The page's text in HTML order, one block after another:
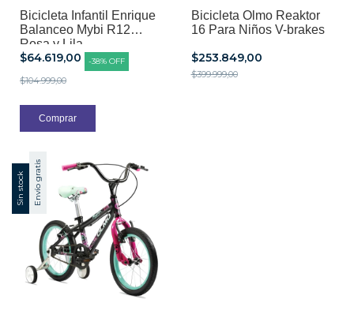
Bicicleta Infantil Enrique
Balanceo Mybi R12
Rosa y Lila
$64.619,00 -38% OFF
$104.999,00
Bicicleta Olmo Reaktor
16 Para Niños V-brakes
$253.849,00
$399.999,00
Sin stock Envío gratis